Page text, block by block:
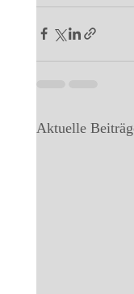
Aktuelle